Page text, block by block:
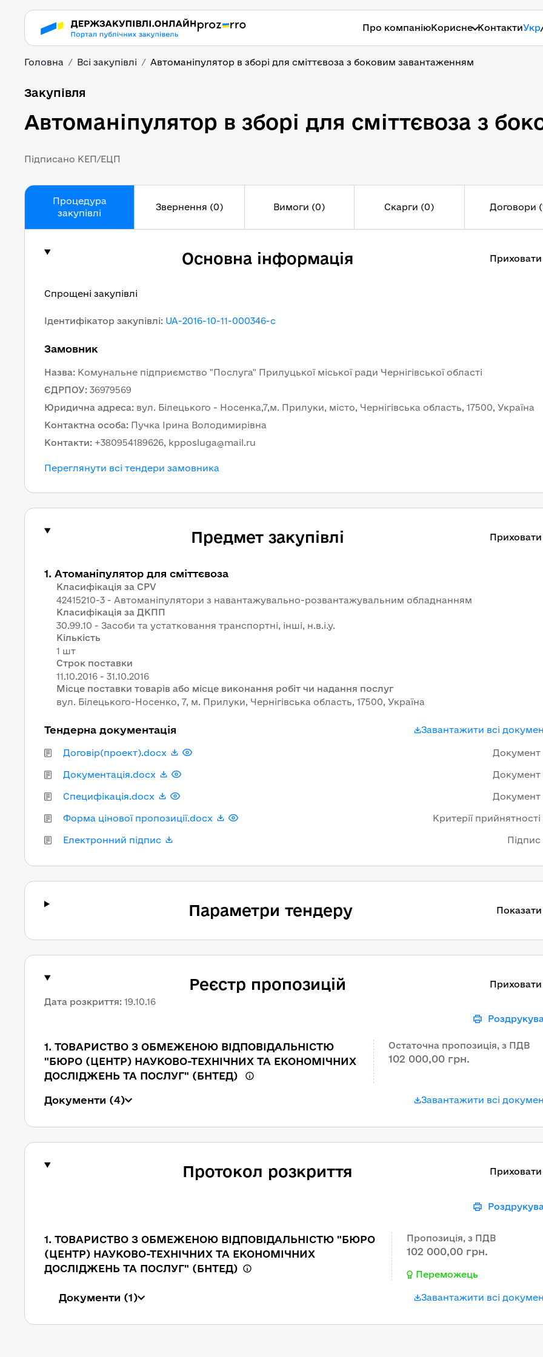
Про компаніюКорисне КонтактиУкр
Головна Всі закупівлі Автоманіпулятор в зборі для сміттєвоза з боковим завантаженням
Автоманіпулятор в зборі для сміттєвоза з
Закупівля
Автоманіпулятор в зборі для сміттєвоза з
Підписано КЕП/ЕЦП
Процедура
закупівлі
Звернення (0) Вимоги (0) Скарги (0) Договори
Основна інформація Приховати
Спрощені закупівлі
Ідентифікатор закупівлі: UA-2016-10-11-000346-c
Замовник
Назва: Комунальне підприємство "Послуга" Прилуцької міської ради Чернігівської області
ЄДРПОУ: 36979569
Юридична адреса: вул. Білецького - Носенка,7,м. Прилуки, місто, Чернігівська область, 17500, Україна
Контактна особа: Пучка Ірина Володимирівна
Контакти: +380954189626, kpposluga@mail.ru
Переглянути всі тендери замовника
Предмет закупівлі Приховати
1. Атоманіпулятор для сміттєвоза
Класифікація за CPV
42415210-3 - Автоманіпулятори з навантажувально-розвантажувальним обладнанням
Класифікація за ДКПП
30.99.10 - Засоби та устатковання транспортні, інші, н.в.і.у.
Кількість
1 шт
Строк поставки
Місце поставки товарів або місце виконання робіт чи надання послуг
вул. Білецького-Носенко, 7, м. Прилуки, Чернігівська область, 17500, Україна
Тендерна документація Завантажити всі
Договір(проект).docx Документ
Документація.docx Документ
Специфікація.docx Документ
Форма цінової пропозиції.docx Критерії прийнятності
Електронний підпис Підпис
Параметри тендеру Показати
Реєстр пропозицій
Приховати
Дата розкриття: 19.10.16
1. ТОВАРИСТВО З ОБМЕЖЕНОЮ ВІДПОВІДАЛЬНІСТЮ
"БЮРО (ЦЕНТР) НАУКОВО-ТЕХНІЧНИХ ТА ЕКОНОМІЧНИХ
ДОСЛІДЖЕНЬ ТА ПОСЛУГ" (БНТЕД)
Остаточна пропозиція, з ПДВ
102 000,00 грн.
Документи (4) Завантажити всі
Протокол розкриття Приховати
1. ТОВАРИСТВО З ОБМЕЖЕНОЮ ВІДПОВІДАЛЬНІСТЮ "БЮРО
(ЦЕНТР) НАУКОВО-ТЕХНІЧНИХ ТА ЕКОНОМІЧНИХ
ДОСЛІДЖЕНЬ ТА ПОСЛУГ" (БНТЕД)
Пропозиція, з ПДВ
102 000,00 грн.
Переможець
Документи (1) Завантажити всі